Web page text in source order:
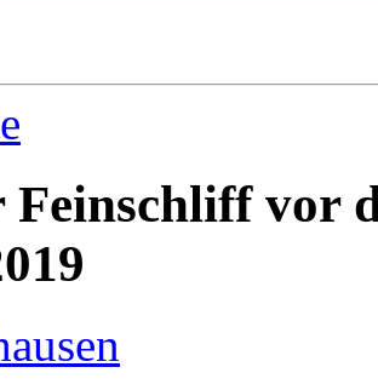
Feinschliff vor